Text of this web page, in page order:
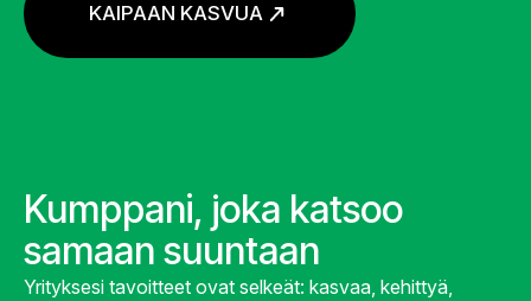
KAIPAAN KASVUA
Kumppani, joka katsoo
samaan suuntaan
Yrityksesi tavoitteet ovat selkeät: kasvaa, kehittyä,